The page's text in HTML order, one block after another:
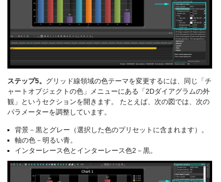
ステップ5。 グリッド線領域の色テーマを変更するには、同じ「チ
ャートオブジェクトの色」メニューにある「2Dダイアグラムの外
観」というセクションを開きます。 たとえば、次の図では、次の
パラメーターを調整しています。
背景－黒とグレー（選択した色のプリセットに含まれます）。
軸の色－明るい青。
インターレース色とインターレース色2－黒。